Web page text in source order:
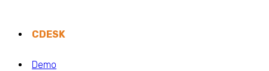
CDESK
Demo